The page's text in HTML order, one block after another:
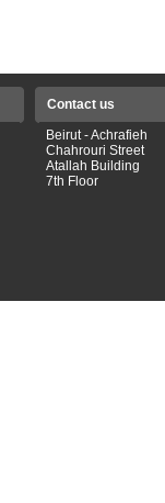
Contact us
Beirut - Achrafieh
Chahrouri Street
Atallah Building
7th Floor